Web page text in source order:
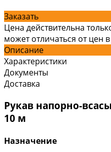
Заказать
Цена действительна
может отличаться от цен
Описание
Характеристики
Документы
Доставка
Рукав напорно-
10 м
Назначение